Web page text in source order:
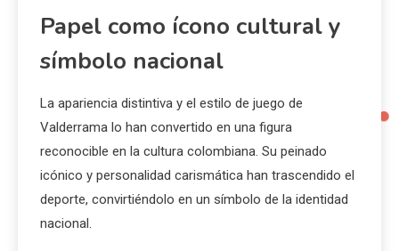
Papel como ícono cultural y
símbolo nacional
La apariencia distintiva y el estilo de juego de
Valderrama lo han convertido en una figura
reconocible en la cultura colombiana. Su peinado
icónico y personalidad carismática han trascendido el
deporte, convirtiéndolo en un símbolo de la identidad
nacional.